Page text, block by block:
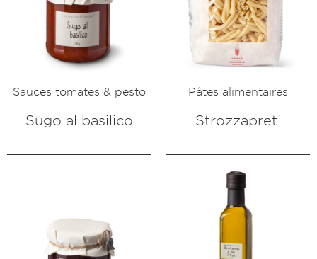
Sauces tomates & pesto
Sugo al basilico
Pâtes alimentaires
Strozzapreti